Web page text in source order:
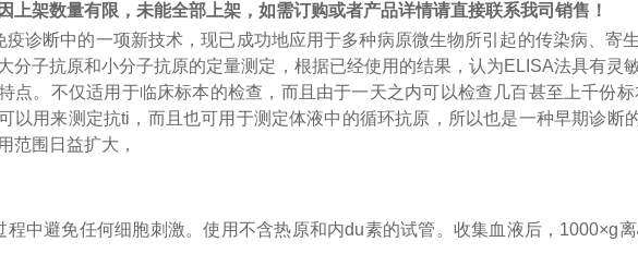
上架数量有限，未能全部上架，如需订购或者产品详情请直接联系我司销售！
疫诊断中的一项新技术，现已成功地应用于多种病原微生物所引起的传染病、寄
分子抗原和小分子抗原的定量测定，根据已经使用的结果，认为ELISA法具有灵
点。不仅适用于临床标本的检查，而且由于一天之内可以检查几百甚至上千份标
以用来测定抗ti ，而且也可用于测定体液中的循环抗原，所以也是一种早期诊断
范围日益扩大，
程中避免任何细胞刺激。使用不含热原和内du素的试管。收集血液后， 1000×g